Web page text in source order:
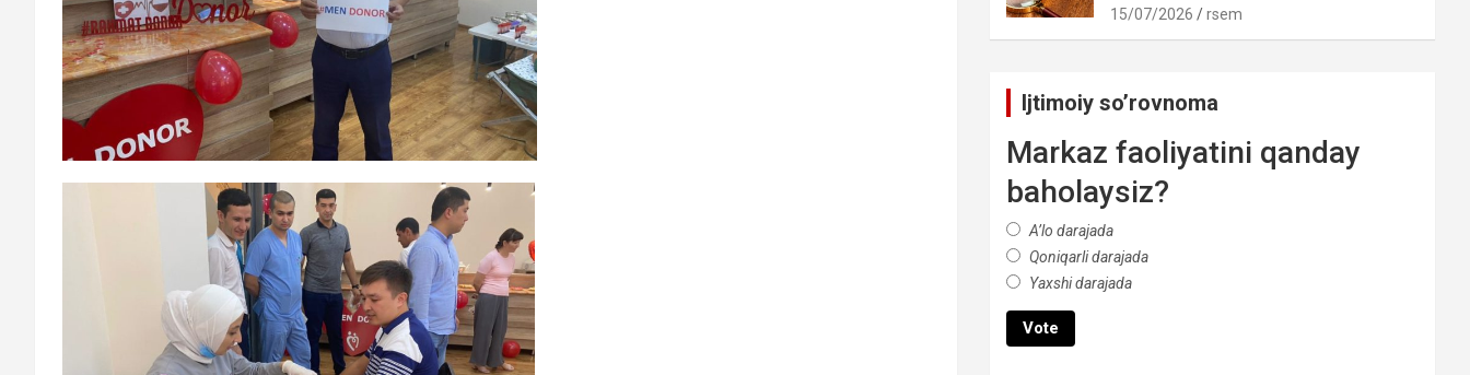
15/07/2026 rsem
Ijtimoiy so’rovnoma
Markaz faoliyatini qanday
baholaysiz?
A’lo darajada
Qoniqarli darajada
Yaxshi darajada